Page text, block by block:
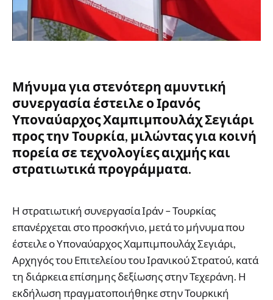
Μήνυμα για στενότερη αμυντική
συνεργασία έστειλε ο Ιρανός
Υποναύαρχος Χαμπιμπουλάχ Σεγιάρι
προς την Τουρκία, μιλώντας για κοινή
πορεία σε τεχνολογίες αιχμής και
στρατιωτικά προγράμματα.
Η στρατιωτική συνεργασία Ιράν – Τουρκίας
επανέρχεται στο προσκήνιο, μετά το μήνυμα που
έστειλε ο Υποναύαρχος Χαμπιμπουλάχ Σεγιάρι,
Αρχηγός του Επιτελείου του Ιρανικού Στρατού, κατά
τη διάρκεια επίσημης δεξίωσης στην Τεχεράνη. Η
εκδήλωση πραγματοποιήθηκε στην Τουρκική